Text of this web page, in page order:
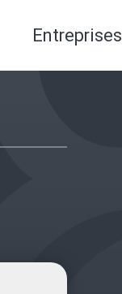
Entreprises